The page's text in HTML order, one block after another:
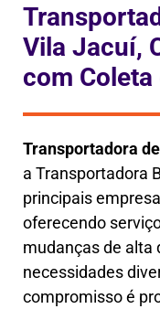
Vila Jacuí,
com
Transportadora
a Transportadora
principais
oferecendo
mudanças de alta
necessidades
compromisso é